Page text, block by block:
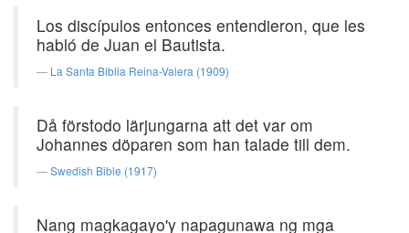
Los discípulos entonces entendieron, que les
habló de Juan el Bautista.
La Santa Biblia Reina-Valera (1909)
Då förstodo lärjungarna att det var om
Johannes döparen som han talade till dem.
Swedish Bible (1917)
Nang magkagayo'y napagunawa ng mga